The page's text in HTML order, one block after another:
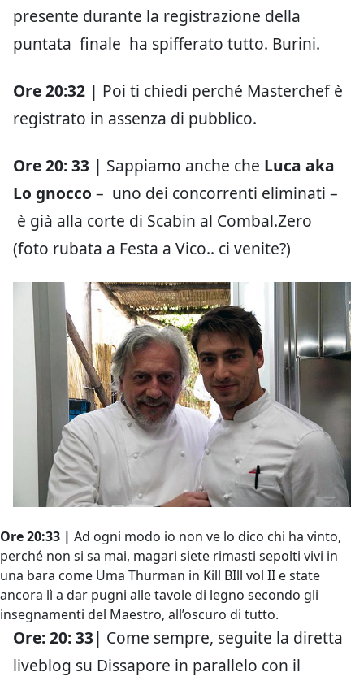
presente durante la registrazione della
puntata finale ha spifferato tutto. Burini.
Ore 20:32 | Poi ti chiedi perché Masterchef è
registrato in assenza di pubblico.
Ore 20: 33 | Sappiamo anche che Luca aka
Lo gnocco – uno dei concorrenti eliminati –
è già alla corte di Scabin al Combal.Zero
(foto rubata a Festa a Vico.. ci venite?)
Ore 20:33 | Ad ogni modo io non ve lo dico chi ha vinto,
perché non si sa mai, magari siete rimasti sepolti vivi in
una bara come Uma Thurman in Kill BIll vol II e state
ancora lì a dar pugni alle tavole di legno secondo gli
insegnamenti del Maestro, all’oscuro di tutto.
Ore: 20: 33| Come sempre, seguite la diretta
liveblog su Dissapore in parallelo con il